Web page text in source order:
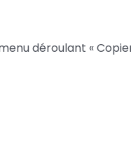
déroulant «